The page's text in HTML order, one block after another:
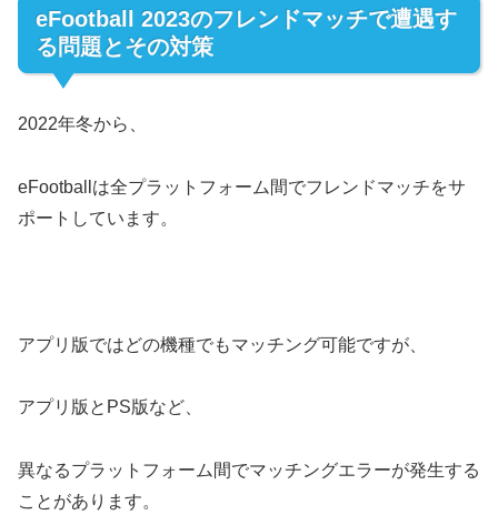
eFootball 2023のフレンドマッチで遭遇す
る問題とその対策
2022年冬から、
eFootballは全プラットフォーム間でフレンドマッチをサ
ポートしています。
アプリ版ではどの機種でもマッチング可能ですが、
アプリ版とPS版など、
異なるプラットフォーム間でマッチングエラーが発生する
ことがあります。